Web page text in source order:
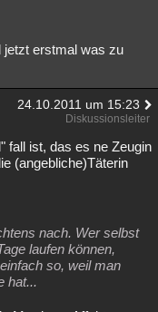
jetzt erstmal was zu
24.10.2011 um 15:23
Diskussionsleiter
fall ist, das es ne Zeugin
(angebliche)Täterin
nach. Wer selbst
laufen können,
so, weil man
hat...